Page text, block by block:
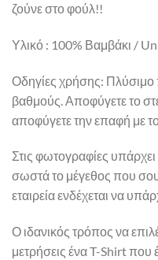
ζούνε στο φούλ!!
Υλικό : 100% Βαμβάκι /
Οδηγίες χρήσης:
βαθμούς. Αποφύγετε το
αποφύγετε την επαφή με
Στις φωτογραφίες υπάρχει
σωστά το μέγεθος που σου
εταιρεία ενδέχεται να
Ο ιδανικός τρόπος να
μετρήσεις ένα T-Shirt που